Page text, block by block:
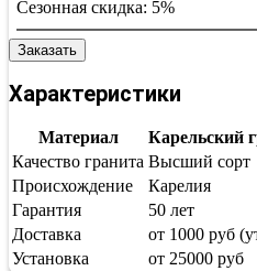
Сезонная скидка: 5%
Заказать
Характеристики
Материал
Карельский
Качество гранита Высший сорт
Происхождение
Карелия
Гарантия
50 лет
Доставка
от 1000 руб
Установка
от 25000 руб